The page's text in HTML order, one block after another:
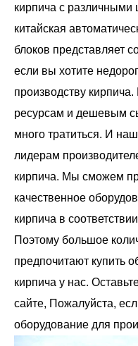
кирпича с
китайская
блоков представляет
если вы хотите
производству
ресурсам и дешевым
много тратиться. И
лидерам
кирпича. Мы сможем
качественное
кирпича в
Поэтому большое
предпочитают купить
кирпича у нас.
сайте, Пожалуйста,
оборудование для